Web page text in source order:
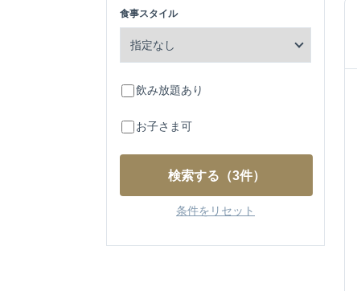
食事スタイル
飲み放題あり
お子さま可
検索する （3件）
条件をリセット